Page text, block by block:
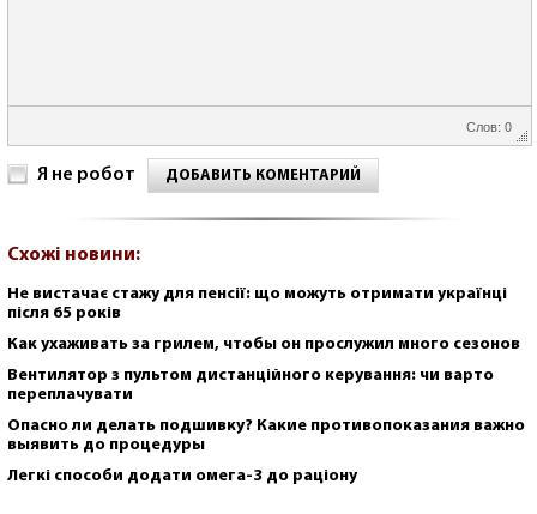
Слов: 0
Я не робот ДОБАВИТЬ КОМЕНТАРИЙ
Схожі новини:
Не вистачає стажу для пенсії: що можуть отримати українці
після 65 років
Как ухаживать за грилем, чтобы он прослужил много сезонов
Вентилятор з пультом дистанційного керування: чи варто
переплачувати
Опасно ли делать подшивку? Какие противопоказания важно
выявить до процедуры
Легкі способи додати омега-3 до раціону